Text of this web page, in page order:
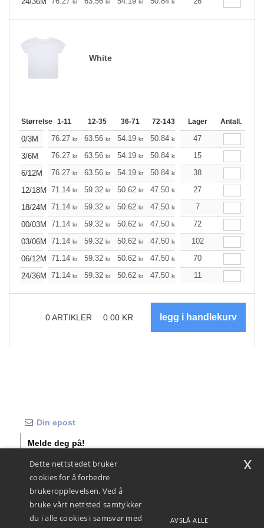
kr kr kr kr
White
Størrelse 1-11 12-35 36-71 72-143 144-287 288 +
Lager Antall.
0/3M 76.27 kr 63.56 kr 54.19 kr 50.84 kr 48.28
47
3/6M
76.27 kr 63.56 kr 54.19 kr 50.84 kr 48.28
15
6/12M
76.27 kr 63.56 kr 54.19 kr 50.84 kr 48.28
38
12/18M
71.14 kr 59.32 kr 50.62 kr 47.50 kr 45.05
27
18/24M
71.14 kr 59.32 kr 50.62 kr 47.50 kr 45.05
7
00/03M
71.14 kr 59.32 kr 50.62 kr 47.50 kr 45.05
72
03/06M
71.14 kr 59.32 kr 50.62 kr 47.50 kr 45.05
102
06/12M
71.14 kr 59.32 kr 50.62 kr 47.50 kr 45.05
70
24/36M
71.14 kr 59.32 kr 50.62 kr 47.50 kr 45.05
11
0ARTIKLER 0.00 KR
Melde deg på!
INFORMASJON
Om Ntextil
Track my order now
Betalingsmetoder
sales@ntextil.com
Dette nettstedet bruker
cookies for å forbedre
brukeropplevelsen. Ved å
bruke vårt nettsted samtykker
du i alle cookies i samsvar med
AVSLÅ ALLE
x